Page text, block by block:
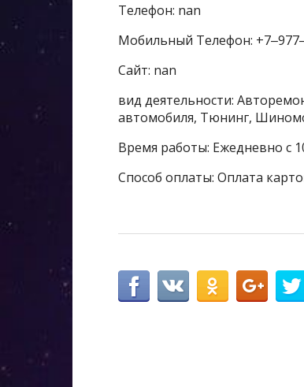
Телефон: nan
Мобильный Телефон:
Сайт: nan
вид деятельности:
автомобиля, Тюнинг,
Время работы: Ежедневно с
Способ оплаты: Оплата